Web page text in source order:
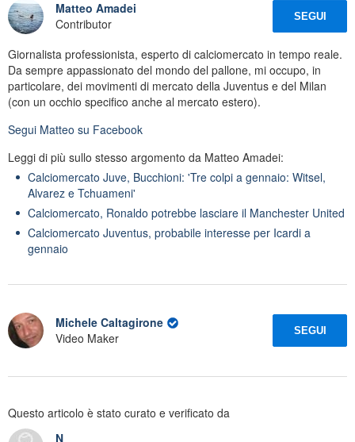
Matteo Amadei
Contributor
SEGUI
Giornalista professionista, esperto di calciomercato in tempo reale.
Da sempre appassionato del mondo del pallone, mi occupo, in
particolare, dei movimenti di mercato della Juventus e del Milan
(con un occhio specifico anche al mercato estero).
Segui Matteo su Facebook
Leggi di più sullo stesso argomento da Matteo Amadei:
Calciomercato Juve, Bucchioni: 'Tre colpi a gennaio: Witsel,
Alvarez e Tchuameni'
Calciomercato, Ronaldo potrebbe lasciare il Manchester United
Calciomercato Juventus, probabile interesse per Icardi a
gennaio
Michele Caltagirone
Video Maker
SEGUI
Questo articolo è stato curato e verificato da
N